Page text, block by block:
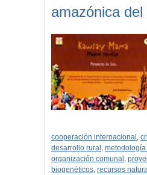
amazónica del
cooperación internacional ,
desarrollo rural ,
organización comunal ,
biogenéticos, recursos